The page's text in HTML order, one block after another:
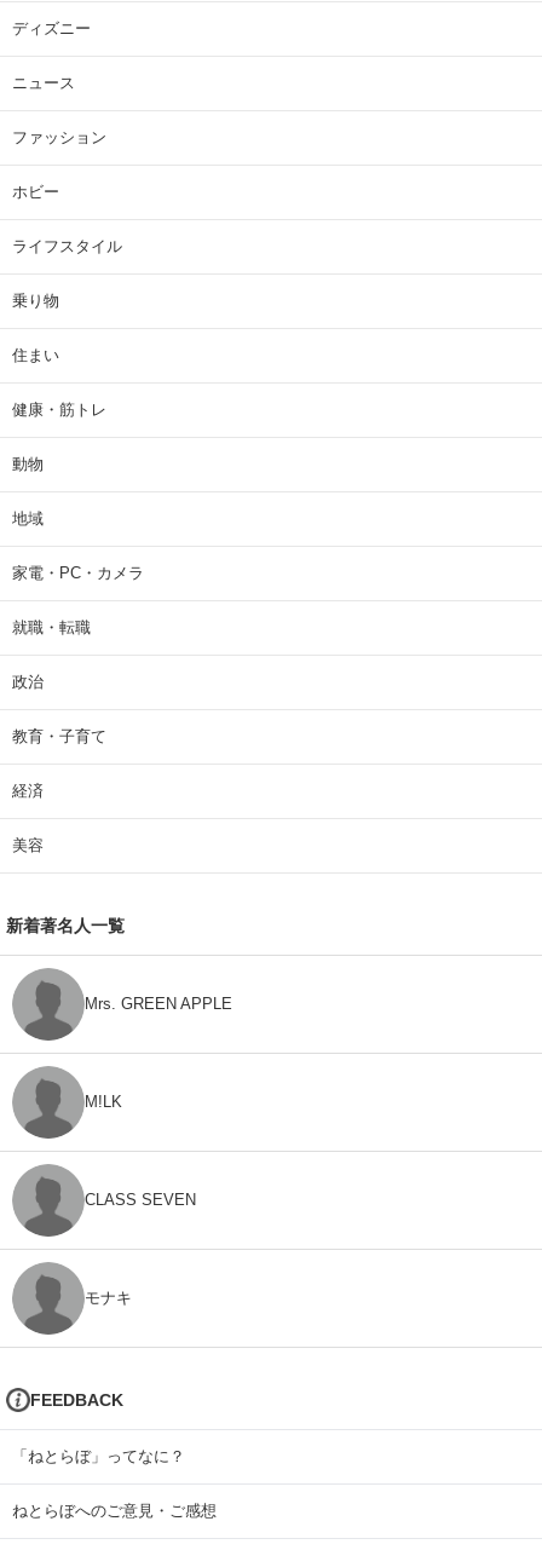
ディズニー
ニュース
ファッション
ホビー
ライフスタイル
乗り物
住まい
健康・筋トレ
動物
地域
家電・PC・カメラ
就職・転職
政治
教育・子育て
経済
美容
新着著名人一覧
Mrs. GREEN APPLE
M!LK
CLASS SEVEN
モナキ
FEEDBACK
「ねとらぼ」ってなに？
ねとらぼへのご意見・ご感想